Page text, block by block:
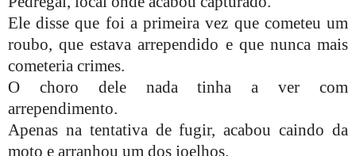
Ele disse que foi a primeira vez que cometeu um
roubo, que estava arrependido e que nunca mais
cometeria crimes.
O choro dele nada tinha a ver com
arrependimento.
Apenas na tentativa de fugir, acabou caindo da
moto e arranhou um dos joelhos.